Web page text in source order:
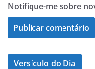
Notifique-me sobre
Versículo do Dia